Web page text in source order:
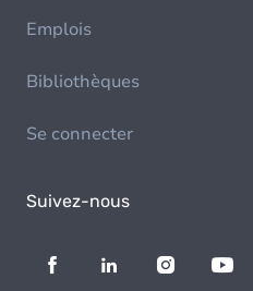
Emplois
Bibliothèques
Se connecter
Suivez-nous